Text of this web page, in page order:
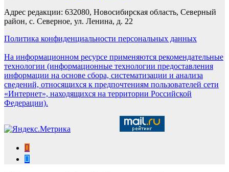
Адрес редакции: 632080, Новосибирская область, Северный
район, с. Северное, ул. Ленина, д. 22
Политика конфиденциальности персональных данных
На информационном ресурсе применяются рекомендательные
технологии (информационные технологии предоставления
информации на основе сбора, систематизации и анализа
сведений, относящихся к предпочтениям пользователей сети
«Интернет», находящихся на территории Российской
Федерации).